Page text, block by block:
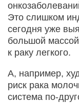
Это слишком
сегодня уже
большой
к раку легкого.
А, например,
риск рака
система по-